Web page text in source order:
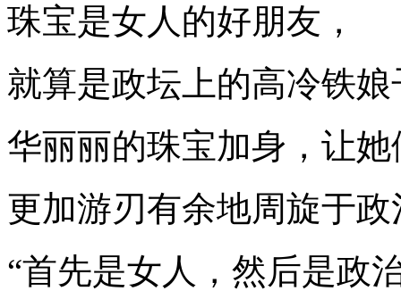
珠宝是女人的好朋友，
就算是政坛上的高冷铁
华丽丽的珠宝加身，让
更加游刃有余地周旋于政
“首先是女人，然后是政